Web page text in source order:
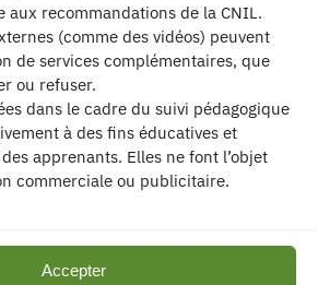
aux recommandations de la CNIL.
(comme des vidéos) peuvent
de services complémentaires, que
ou refuser.
dans le cadre du suivi pédagogique
à des fins éducatives et
apprenants. Elles ne font l’objet
commerciale ou publicitaire.
Accepter
publiés sur ce site sont